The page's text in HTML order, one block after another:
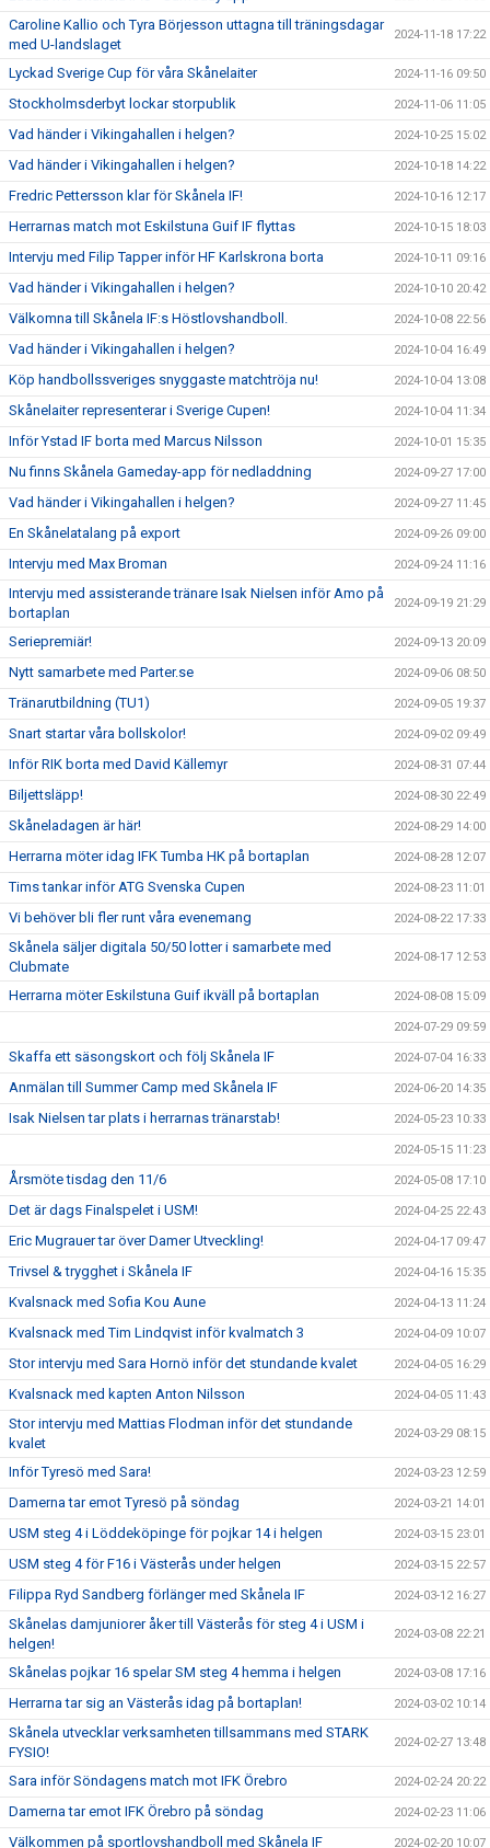
Caroline Kallio och Tyra Börjesson uttagna till träningsdagar
med U-landslaget
2024-11-18 17:22
Lyckad Sverige Cup för våra Skånelaiter 2024-11-16 09:50
Stockholmsderbyt lockar storpublik 2024-11-06 11:05
Vad händer i Vikingahallen i helgen? 2024-10-25 15:02
Vad händer i Vikingahallen i helgen? 2024-10-18 14:22
Fredric Pettersson klar för Skånela IF! 2024-10-16 12:17
Herrarnas match mot Eskilstuna Guif IF flyttas 2024-10-15 18:03
Intervju med Filip Tapper inför HF Karlskrona borta 2024-10-11 09:16
Vad händer i Vikingahallen i helgen? 2024-10-10 20:42
Välkomna till Skånela IF:s Höstlovshandboll. 2024-10-08 22:56
Vad händer i Vikingahallen i helgen? 2024-10-04 16:49
Köp handbollssveriges snyggaste matchtröja nu! 2024-10-04 13:08
Skånelaiter representerar i Sverige Cupen! 2024-10-04 11:34
Inför Ystad IF borta med Marcus Nilsson 2024-10-01 15:35
Nu finns Skånela Gameday-app för nedladdning 2024-09-27 17:00
Vad händer i Vikingahallen i helgen? 2024-09-27 11:45
En Skånelatalang på export 2024-09-26 09:00
Intervju med Max Broman 2024-09-24 11:16
Intervju med assisterande tränare Isak Nielsen inför Amo på
bortaplan
2024-09-19 21:29
Seriepremiär! 2024-09-13 20:09
Nytt samarbete med Parter.se 2024-09-06 08:50
Tränarutbildning (TU1) 2024-09-05 19:37
Snart startar våra bollskolor! 2024-09-02 09:49
Inför RIK borta med David Källemyr 2024-08-31 07:44
Biljettsläpp! 2024-08-30 22:49
Skåneladagen är här! 2024-08-29 14:00
Herrarna möter idag IFK Tumba HK på bortaplan 2024-08-28 12:07
Tims tankar inför ATG Svenska Cupen 2024-08-23 11:01
Vi behöver bli fler runt våra evenemang 2024-08-22 17:33
Skånela säljer digitala 50/50 lotter i samarbete med
Clubmate
2024-08-17 12:53
Herrarna möter Eskilstuna Guif ikväll på bortaplan 2024-08-08 15:09
2024-07-29 09:59
Skaffa ett säsongskort och följ Skånela IF 2024-07-04 16:33
Anmälan till Summer Camp med Skånela IF 2024-06-20 14:35
Isak Nielsen tar plats i herrarnas tränarstab! 2024-05-23 10:33
2024-05-15 11:23
Årsmöte tisdag den 11/6 2024-05-08 17:10
Det är dags Finalspelet i USM! 2024-04-25 22:43
Eric Mugrauer tar över Damer Utveckling! 2024-04-17 09:47
Trivsel & trygghet i Skånela IF 2024-04-16 15:35
Kvalsnack med Sofia Kou Aune 2024-04-13 11:24
Kvalsnack med Tim Lindqvist inför kvalmatch 3 2024-04-09 10:07
Stor intervju med Sara Hornö inför det stundande kvalet 2024-04-05 16:29
Kvalsnack med kapten Anton Nilsson 2024-04-05 11:43
Stor intervju med Mattias Flodman inför det stundande
kvalet
2024-03-29 08:15
Inför Tyresö med Sara! 2024-03-23 12:59
Damerna tar emot Tyresö på söndag 2024-03-21 14:01
USM steg 4 i Löddeköpinge för pojkar 14 i helgen 2024-03-15 23:01
USM steg 4 för F16 i Västerås under helgen 2024-03-15 22:57
Filippa Ryd Sandberg förlänger med Skånela IF 2024-03-12 16:27
Skånelas damjuniorer åker till Västerås för steg 4 i USM i
helgen!
2024-03-08 22:21
Skånelas pojkar 16 spelar SM steg 4 hemma i helgen 2024-03-08 17:16
Herrarna tar sig an Västerås idag på bortaplan! 2024-03-02 10:14
Skånela utvecklar verksamheten tillsammans med STARK
FYSIO!
2024-02-27 13:48
Sara inför Söndagens match mot IFK Örebro 2024-02-24 20:22
Damerna tar emot IFK Örebro på söndag 2024-02-23 11:06
Välkommen på sportlovshandboll med Skånela IF 2024-02-20 10:07